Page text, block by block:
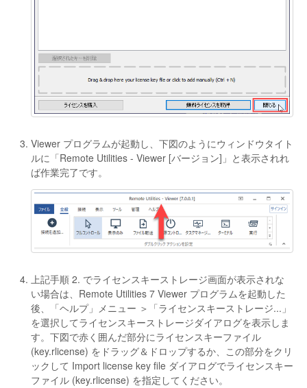
Viewer プログラムが起動し、下図のようにウィンドウタイト
ルに「Remote Utilities - Viewer [バージョン]」と表示されれ
ば作業完了です。
上記手順 2. でライセンスキーストレージ画面が表示されな
い場合は、Remote Utilities 7 Viewer プログラムを起動した
後、「ヘルプ」メニュー ＞「ライセンスキーストレージ...」
を選択してライセンスキーストレージダイアログを表示しま
す。下図で赤く囲んだ部分にライセンスキーファイル
(key.rlicense) をドラッグ＆ドロップするか、この部分をクリ
ックして Import license key file ダイアログでライセンスキー
ファイル (key.rlicense) を指定してください。